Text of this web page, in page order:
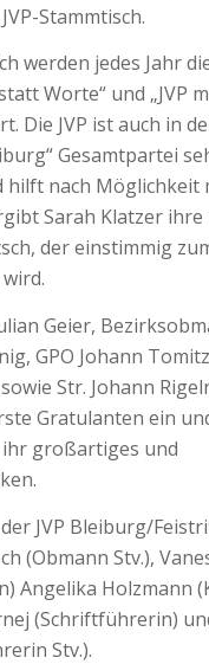
JVP-Stammtisch.
werden jedes Jahr
Worte“ und „JVP
Die JVP ist auch in
Gesamtpartei
hilft nach Möglichkeit
Sarah Klatzer
, der einstimmig
Geier,
GPO Johann Tomitz
Str. Johann
Gratulanten ein
großartiges und
JVP Bleiburg/
(Obmann Stv.),
) Angelika Holzmann (
(Schriftführerin)
Stv.).